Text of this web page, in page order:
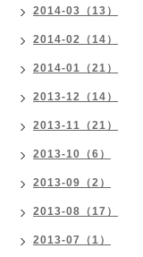
2014-03（13）
2014-02（14）
2014-01（21）
2013-12（14）
2013-11（21）
2013-10（6）
2013-09（2）
2013-08（17）
2013-07（1）